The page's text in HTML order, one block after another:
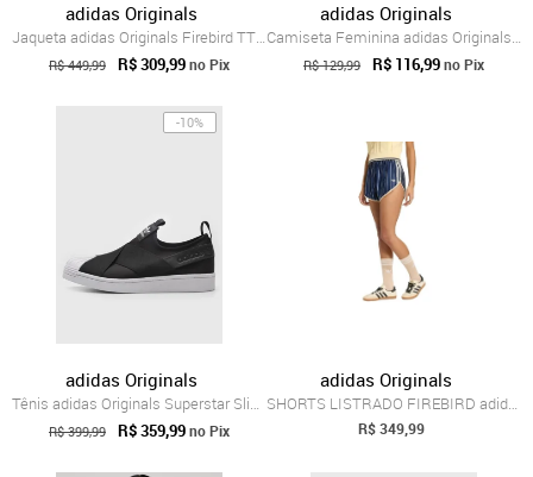
adidas Originals
Jaqueta adidas Originals Firebird TT Preta
R$ 449,99 R$ 309,99no Pix
adidas Originals
Camiseta Feminina adidas Originals Trefo...
R$ 129,99 R$ 116,99no Pix
-10%
adidas Originals
Tênis adidas Originals Superstar Slip On Preto
R$ 399,99 R$ 359,99no Pix
adidas Originals
SHORTS LISTRADO FIREBIRD adidas Originals Azul
R$ 349,99